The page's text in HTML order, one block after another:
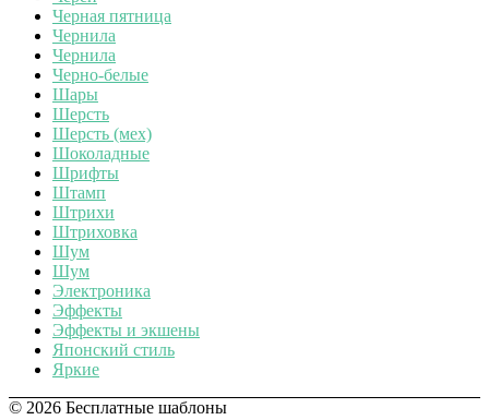
Черная пятница
Чернила
Чернила
Черно-белые
Шары
Шерсть
Шерсть (мех)
Шоколадные
Шрифты
Штамп
Штрихи
Штриховка
Шум
Шум
Электроника
Эффекты
Эффекты и экшены
Японский стиль
Яркие
© 2026 Бесплатные шаблоны